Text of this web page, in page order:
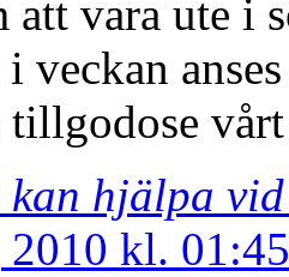
att vara ute i
i veckan
tillgodose
hjälpa
2010 kl. 01:45